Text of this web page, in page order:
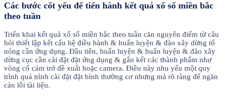
Các bước cốt yếu để tiến hành kết quả xổ số miền bắc
theo tuần
Triển khai kết quả xổ số miền bắc theo tuần căn nguyên điểm từ câu
hỏi thiết lập kết cấu hệ điều hành & huấn luyện & đào xây dừng tổ
nóng cần ứng dụng. Đầu tiên, huấn luyện & huấn luyện & đào xây
dừng cục cần cài đặt đặt ứng dụng & gắn kết các thành phẩm như
vòng cổ cảm trở đề xuất hoặc camera. Điều này nhu yếu một quy
trình quá trình cài đặt đặt bình thường cơ nhưng mà rõ ràng để ngăn
cản lỗi tài liệu.